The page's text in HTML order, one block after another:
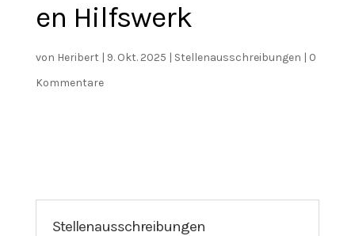
en Hilfswerk
von Heribert | 9. Okt. 2025 | Stellenausschreibungen | 0
Kommentare
Stellenausschreibungen